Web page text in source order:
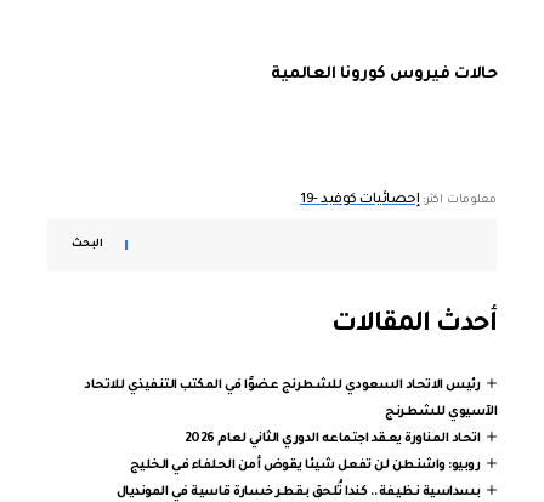
حالات فيروس كورونا العالمية
معلومات اكثر: إحصائيات كوفيد -19
البحث
أحدث المقالات
رئيس الاتحاد السعودي للشطرنج عضوًا في المكتب التنفيذي للاتحاد
الآسيوي للشطرنج
اتحاد المناورة يعقد اجتماعه الدوري الثاني لعام 2026
روبيو: واشنطن لن تفعل شيئا يقوض أمن الحلفاء في الخليج
بسداسية نظيفة.. كندا تُلحق بقطر خسارة قاسية في المونديال